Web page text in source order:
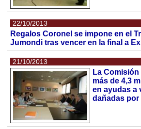
22/10/2013
Regalos Coronel se impone en el
Jumondi tras vencer en la final a
21/10/2013
La
más de 4,3
en ayudas a
dañadas